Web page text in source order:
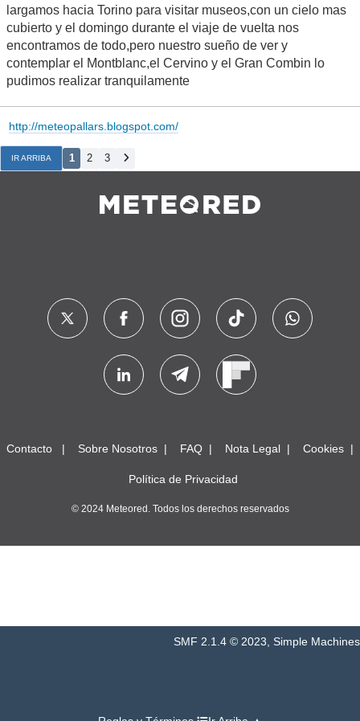
largamos hacia Torino para visitar museos,con un cielo mas
cubierto y el domingo durante el viaje de vuelta nos
encontramos de todo,pero nuestro sueño de ver y
contemplar el Montblanc,el Cervino y el Gran Combin lo
pudimos realizar tranquilamente
http://meteopallars.blogspot.com/
IR ARRIBA 1 2 3
Contacto Sobre Nosotros FAQ Nota Legal Cookies
Política de Privacidad
© 2024 Meteored. Todos los derechos reservados
SMF 2.1.4 © 2023 Simple Machines